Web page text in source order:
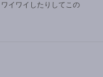
イワイしたりしてこの